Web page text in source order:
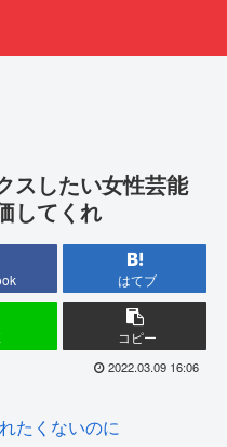
スしたい女性芸能
してくれ
はてブ
コピー
2022.03.09 16:06
たくないのに